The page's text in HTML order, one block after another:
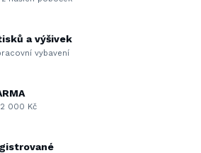
a výšivek
vybavení
000 Kč